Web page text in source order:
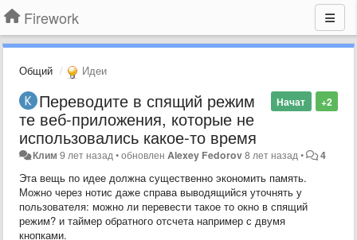
Firework
Общий Идеи
+2
Начат
Переводите в спящий режим
те веб-приложения, которые не
использовались какое-то время
Клим 9 лет назад •обновлен Alexey Fedorov8 лет назад • 4
Эта вещь по идее должна существенно экономить память.
Можно через нотис даже справа выводящийся уточнять у
пользователя: можно ли перевести такое то окно в спящий
режим? и таймер обратного отсчета например с двумя
кнопками.